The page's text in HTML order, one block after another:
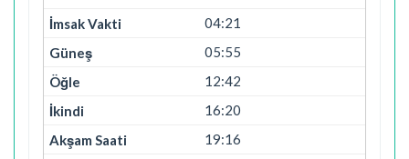
04:21
05:55
12:42
16:20
19:16